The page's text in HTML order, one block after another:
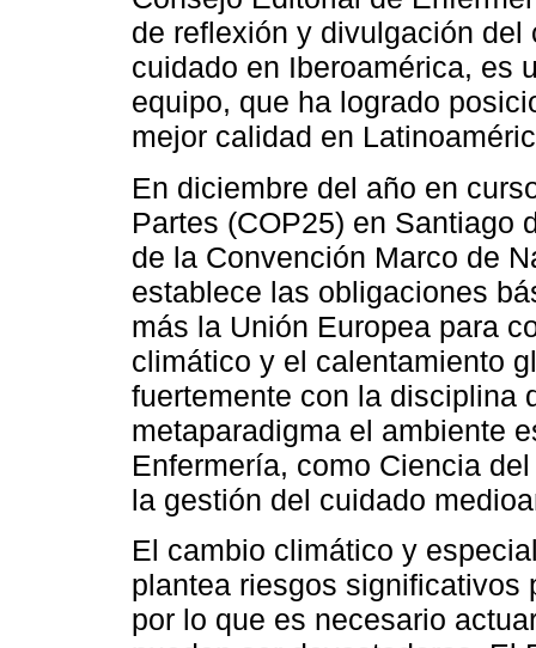
de reflexión y divulgación
cuidado en Iberoamérica, es
equipo, que ha logrado
mejor calidad en
En diciembre del año en
Partes (COP25) en Santiago
de la Convención Marco de
establece las obligaciones
más la Unión Europea para
climático y el calentamiento
fuertemente con la disciplina
metaparadigma el ambiente
Enfermería, como Ciencia
la gestión del cuidado
El cambio climático y
plantea riesgos significativos
por lo que es necesario